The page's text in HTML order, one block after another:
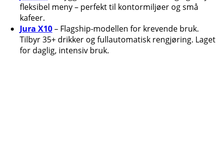
fleksibel meny – perfekt til kontormiljøer og små
kafeer.
Jura X10– Flagship-modellen for krevende bruk.
Tilbyr 35+ drikker og fullautomatisk rengjøring. Laget
for daglig, intensiv bruk.